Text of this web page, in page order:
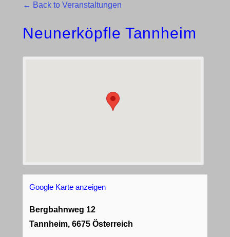
← Back to Veranstaltungen
Neunerköpfle Tannheim
Google Karte anzeigen
Bergbahnweg 12
Tannheim, 6675 Österreich